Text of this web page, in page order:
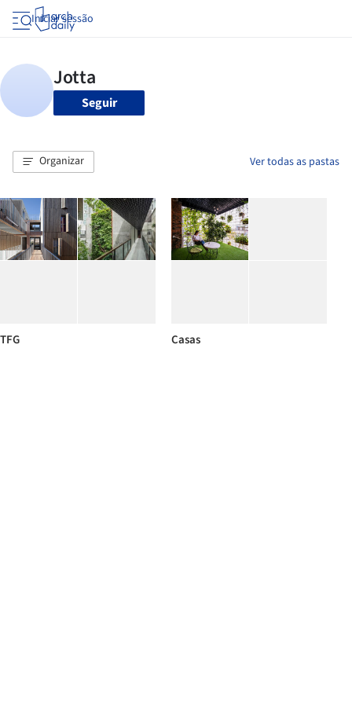
Iniciar sessão
Seguir
Organizar Ver todas as pastas
TFG Casas